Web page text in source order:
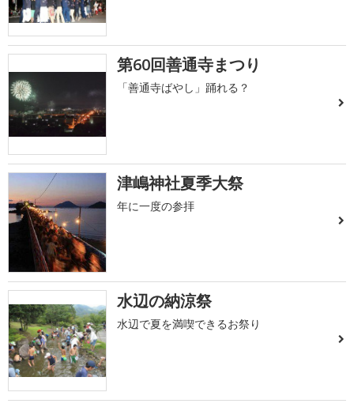
第60回善通寺まつり
「善通寺ばやし」踊れる？
津嶋神社夏季大祭
年に一度の参拝
水辺の納涼祭
水辺で夏を満喫できるお祭り